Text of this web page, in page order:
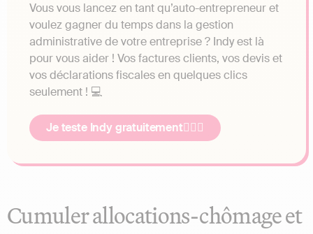
Vous vous lancez en tant qu’auto-entrepreneur et
voulez gagner du temps dans la gestion
administrative de votre entreprise ? Indy est là
pour vous aider ! Vos factures clients, vos devis et
vos déclarations fiscales en quelques clics
seulement ! 💻
Je teste Indy gratuitement👷🏻‍♂️
Cumuler allocations-chômage et